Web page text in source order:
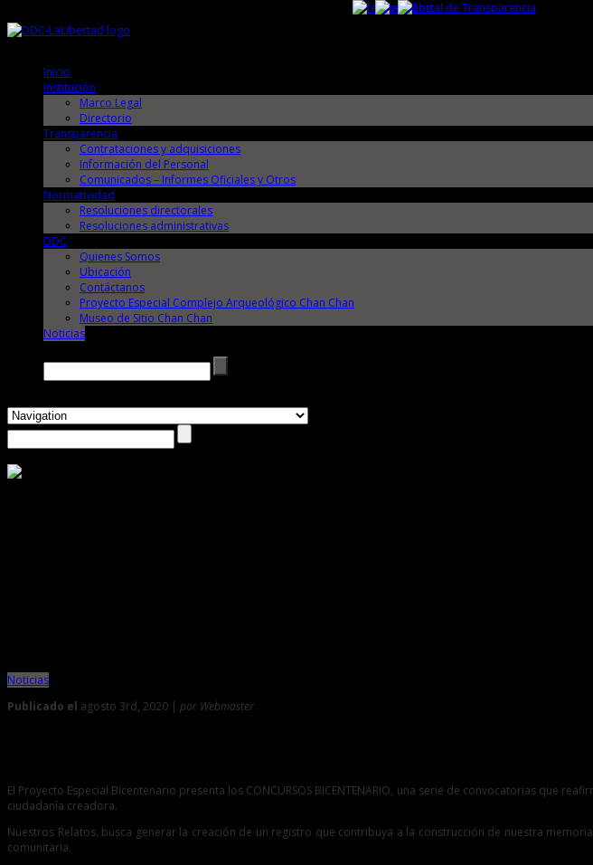
Inicio
Institución
Marco Legal
Directorio
Transparencia
Contrataciones y adquisiciones
Información del Personal
Comunicados – Informes Oficiales y Otros
Normatividad
Resoluciones directorales
Resoluciones administrativas
DDC
Quienes Somos
Ubicación
Contáctanos
Proyecto Especial Complejo Arqueológico Chan Chan
Museo de Sitio Chan Chan
Noticias
Noticias
Publicado el agosto 3rd, 2020 | por Webmaster
El Proyecto Especial Bicentenario presenta los CONCURSOS BICENTENARIO, una serie de convocatorias que
ciudadanía creadora.
Nuestros Relatos, busca generar la creación de un registro que contribuya a la construcción de nuestra
comunitaria.